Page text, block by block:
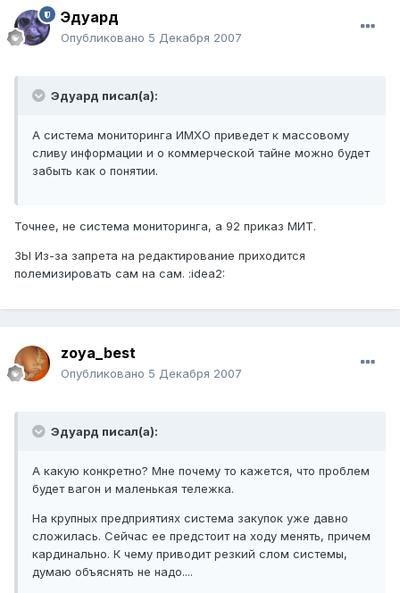
Эдуард
Опубликовано 5 Декабря 2007
Эдуард писал(а):
А система мониторинга ИМХО приведет к массовому
сливу информации и о коммерческой тайне можно будет
забыть как о понятии.
Точнее, не система мониторинга, а 92 приказ МИТ.
ЗЫ Из-за запрета на редактирование приходится
полемизировать сам на сам. :idea2:
zoya_best
Опубликовано 5 Декабря 2007
Эдуард писал(а):
А какую конкретно? Мне почему то кажется, что проблем
будет вагон и маленькая тележка.
На крупных предприятиях система закупок уже давно
сложилась. Сейчас ее предстоит на ходу менять, причем
кардинально. К чему приводит резкий слом системы,
думаю объяснять не надо....